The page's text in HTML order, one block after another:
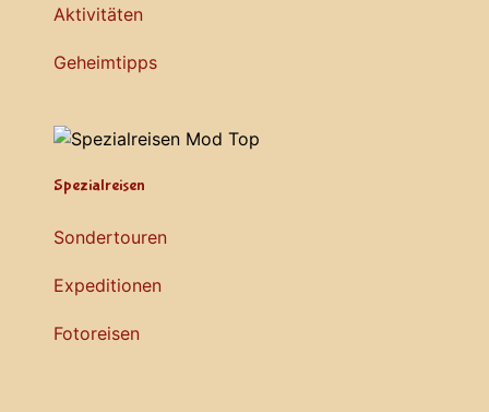
Aktivitäten
Geheimtipps
Spezialreisen
Sondertouren
Expeditionen
Fotoreisen